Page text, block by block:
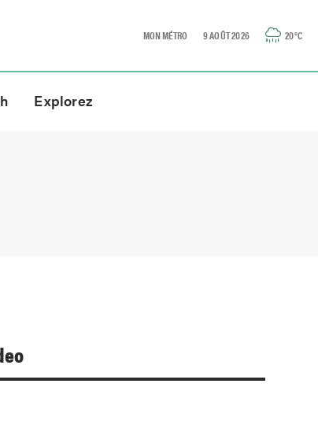
MON MÉTRO 9 AOÛT 2026 20°C
Explorez